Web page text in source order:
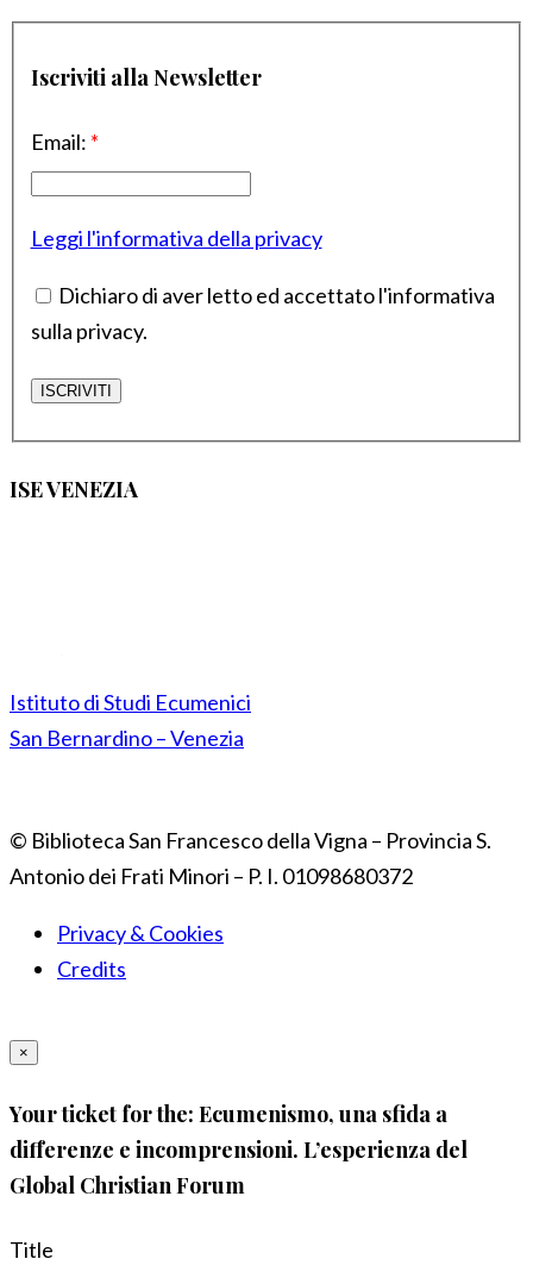
Iscriviti alla Newsletter
Email: *
Leggi l'informativa della privacy
Dichiaro di aver letto ed accettato l'informativa
sulla privacy.
ISE VENEZIA
Istituto di Studi Ecumenici
San Bernardino – Venezia
© Biblioteca San Francesco della Vigna – Provincia S.
Antonio dei Frati Minori – P. I. 01098680372
Privacy & Cookies
Credits
×
Your ticket for the: Ecumenismo, una sfida a
differenze e incomprensioni. L’esperienza del
Global Christian Forum
Title